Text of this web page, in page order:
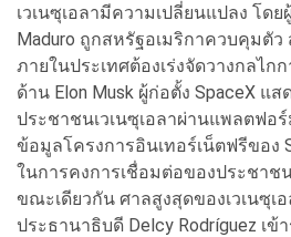
เวเนซุเอลามีความเปลี่ยนแปลง โดย
Maduro ถูกสหรัฐอเมริกาควบคุมตัว
ภายในประเทศต้องเร่งจัดวางกลไก
ด้าน Elon Musk ผู้ก่อตั้ง SpaceX แ
ประชาชนเวเนซุเอลาผ่านแพลตฟอ
ข้อมูลโครงการอินเทอร์เน็ตฟรีของ
ในการคงการเชื่อมต่อของประชาช
ขณะเดียวกัน ศาลสูงสุดของเวเนซุเ
ประธานาธิบดี Delcy Rodríguez เ